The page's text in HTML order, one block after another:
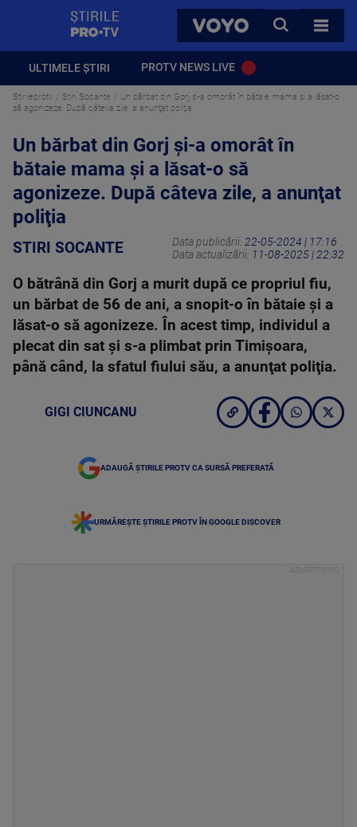
VOYO
CAUTA
TOATE
ULTIMELE ȘTIRI PROTV NEWS LIVE
Stirileprotv Stiri Socante
Un bărbat din Gorj și-a omorât în bătaie mama și a lăsat-o
să agonizeze. După câteva zile, a anunţat poliţia
Un bărbat din Gorj și-a omorât în
bătaie mama și a lăsat-o să
agonizeze. După câteva zile, a anunţat
poliţia
STIRI SOCANTE Data publicării: 22-05-2024 | 17:16
Data actualizării: 11-08-2025 | 22:32
O bătrână din Gorj a murit după ce propriul fiu,
un bărbat de 56 de ani, a snopit-o în bătaie și a
lăsat-o să agonizeze. În acest timp, individul a
plecat din sat și s-a plimbat prin Timișoara,
până când, la sfatul fiului său, a anunţat poliţia.
GIGI CIUNCANU
ADAUGĂ ȘTIRILE PROTV CA SURSĂ PREFERATĂ
URMĂREȘTE ȘTIRILE PROTV ÎN GOOGLE DISCOVER